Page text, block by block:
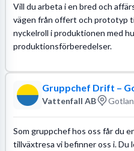
Vill du arbeta i en bred och
vägen från offert och prototyp
nyckelroll i produktionen med
produktionsförberedelser.
Gruppchef Drift –
Vattenfall AB
Som gruppchef hos oss får du
tillväxtresa vi befinner oss i.